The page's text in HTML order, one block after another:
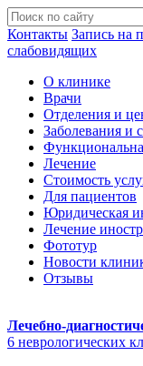
Контакты Запись на
слабовидящих
О клинике
Врачи
Отделения и
Заболевания и
Лечение
Стоимость
Для пациентов
Юридическая
Лечение
Фототур
Новости
Отзывы
Лечебно-
6 неврологических